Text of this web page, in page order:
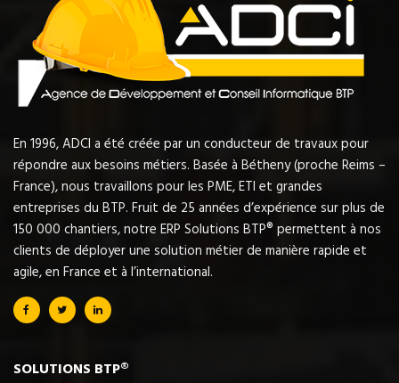
En 1996, ADCI a été créée par un conducteur de travaux pour
répondre aux besoins métiers. Basée à Bétheny (proche Reims –
France), nous travaillons pour les PME, ETI et grandes
entreprises du BTP. Fruit de 25 années d’expérience sur plus de
150 000 chantiers, notre ERP Solutions BTP® permettent à nos
clients de déployer une solution métier de manière rapide et
agile, en France et à l’international.
SOLUTIONS BTP®